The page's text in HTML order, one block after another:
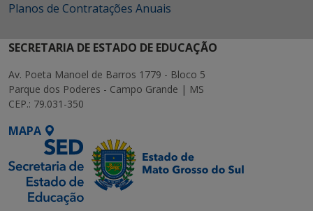
Planos de Contratações Anuais
SECRETARIA DE ESTADO DE EDUCAÇÃO
Av. Poeta Manoel de Barros 1779 - Bloco 5
Parque dos Poderes - Campo Grande | MS
CEP.: 79.031-350
MAPA